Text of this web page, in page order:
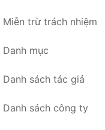
Miễn trừ trách nhiệm
Danh mục
Danh sách tác giả
Danh sách công ty